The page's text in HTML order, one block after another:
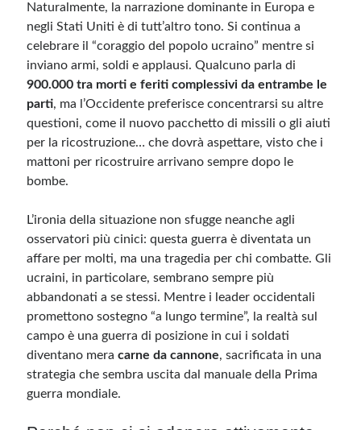
Naturalmente, la narrazione dominante in Europa e
negli Stati Uniti è di tutt’altro tono. Si continua a
celebrare il “coraggio del popolo ucraino” mentre si
inviano armi, soldi e applausi. Qualcuno parla di
900.000 tra morti e feriti complessivi da entrambe le
parti, ma l’Occidente preferisce concentrarsi su altre
questioni, come il nuovo pacchetto di missili o gli aiuti
per la ricostruzione… che dovrà aspettare, visto che i
mattoni per ricostruire arrivano sempre dopo le
bombe.
L’ironia della situazione non sfugge neanche agli
osservatori più cinici: questa guerra è diventata un
affare per molti, ma una tragedia per chi combatte. Gli
ucraini, in particolare, sembrano sempre più
abbandonati a se stessi. Mentre i leader occidentali
promettono sostegno “a lungo termine”, la realtà sul
campo è una guerra di posizione in cui i soldati
diventano meracarne da cannone, sacrificata in una
strategia che sembra uscita dal manuale della Prima
guerra mondiale.